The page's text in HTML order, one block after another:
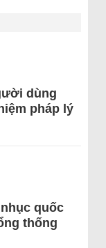
dùng
pháp lý
quốc
thống